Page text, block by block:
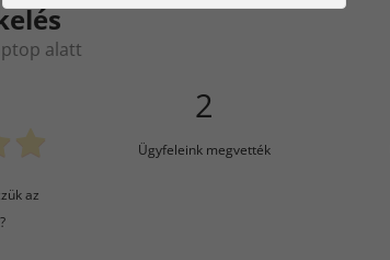
alatt
az
2
Ügyfeleink megvették